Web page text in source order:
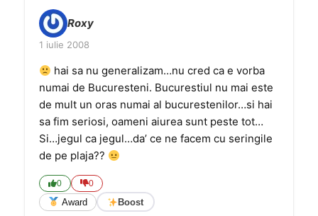
Roxy
1 iulie 2008
hai sa nu generalizam…nu cred ca e vorba
numai de Bucuresteni. Bucurestiul nu mai este
de mult un oras numai al bucurestenilor…si hai
sa fim seriosi, oameni aiurea sunt peste tot…
Si…jegul ca jegul…da’ ce ne facem cu seringile
de pe plaja??
0 0
Award Boost